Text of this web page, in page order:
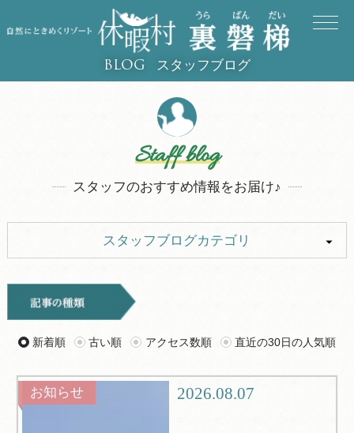
BLOG スタッフブログ
Staff blog
スタッフのおすすめ情報をお届け♪
スタッフブログカテゴリ
キャンプ
旅行記 ツアー
グルメ
新着順 古い順 アクセス数順 直近の30日の人気順
お知らせ 2026.08.07